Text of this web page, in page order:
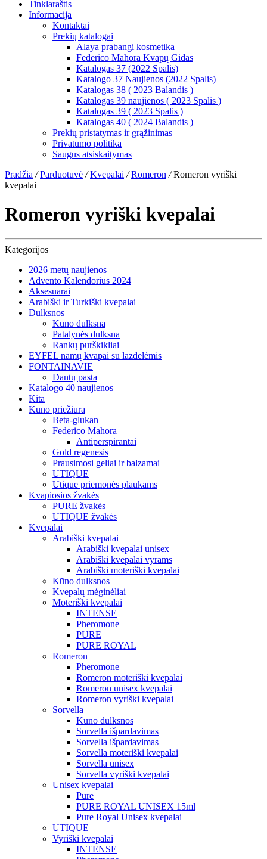
Tinklaraštis
Informacija
Kontaktai
Prekių katalogai
Alaya prabangi kosmetika
Federico Mahora Kvapų Gidas
Katalogas 37 (2022 Spalis)
Katalogo 37 Naujienos (2022 Spalis)
Katalogas 38 ( 2023 Balandis )
Katalogas 39 naujienos ( 2023 Spalis )
Katalogas 39 ( 2023 Spalis )
Katalogas 40 ( 2024 Balandis )
Prekių pristatymas ir grąžinimas
Privatumo politika
Saugus atsiskaitymas
Pradžia / Parduotuvė / Kvepalai / Romeron /Romeron vyriški
kvepalai
Romeron vyriški kvepalai
Kategorijos
2026 metų naujienos
Advento Kalendorius 2024
Aksesuarai
Arabiški ir Turkiški kvepalai
Dulksnos
Kūno dulksna
Patalynės dulksna
Rankų purškikliai
EYFEL namų kvapai su lazdelėmis
FONTAINAVIE
Dantų pasta
Katalogo 40 naujienos
Kita
Kūno priežiūra
Beta-glukan
Federico Mahora
Antiperspirantai
Gold regenesis
Prausimosi geliai ir balzamai
UTIQUE
Utique priemonės plaukams
Kvapiosios žvakės
PURE žvakės
UTIQUE žvakės
Kvepalai
Arabiški kvepalai
Arabiški kvepalai unisex
Arabiški kvepalai vyrams
Arabiški moteriški kvepalai
Kūno dulksnos
Kvepalų mėginėliai
Moteriški kvepalai
INTENSE
Pheromone
PURE
PURE ROYAL
Romeron
Pheromone
Romeron moteriški kvepalai
Romeron unisex kvepalai
Romeron vyriški kvepalai
Sorvella
Kūno dulksnos
Sorvella išpardavimas
Sorvella išpardavimas
Sorvella moteriški kvepalai
Sorvella unisex
Sorvella vyriški kvepalai
Unisex kvepalai
Pure
PURE ROYAL UNISEX 15ml
Pure Royal Unisex kvepalai
UTIQUE
Vyriški kvepalai
INTENSE